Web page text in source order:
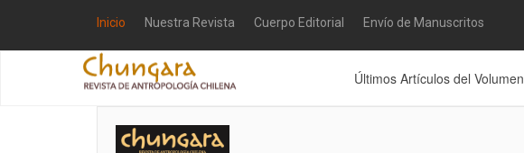
Inicio Nuestra Revista Cuerpo Editorial Envío de Manuscritos
Últimos Artículos del Volumen